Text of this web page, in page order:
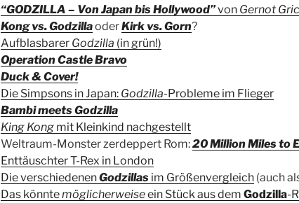
“GODZILLA – Von Japan bis Hollywood”von Gernot
Kong vs. GodzillaoderKirk vs. Gorn?
Aufblasbarer Godzilla (in grün!)
Operation Castle Bravo
Duck & Cover!
Die Simpsons in Japan: Godzilla-Probleme im Flieger
Bambi meets Godzilla
King Kong mit Kleinkind nachgestellt
Weltraum-Monster zerdeppert Rom:20 Million Miles to
Enttäuschter T-Rex in London
Die verschiedenenGodzillas im Größenvergleich (auch
Das könntemöglicherweiseein Stück aus dem Godzilla-